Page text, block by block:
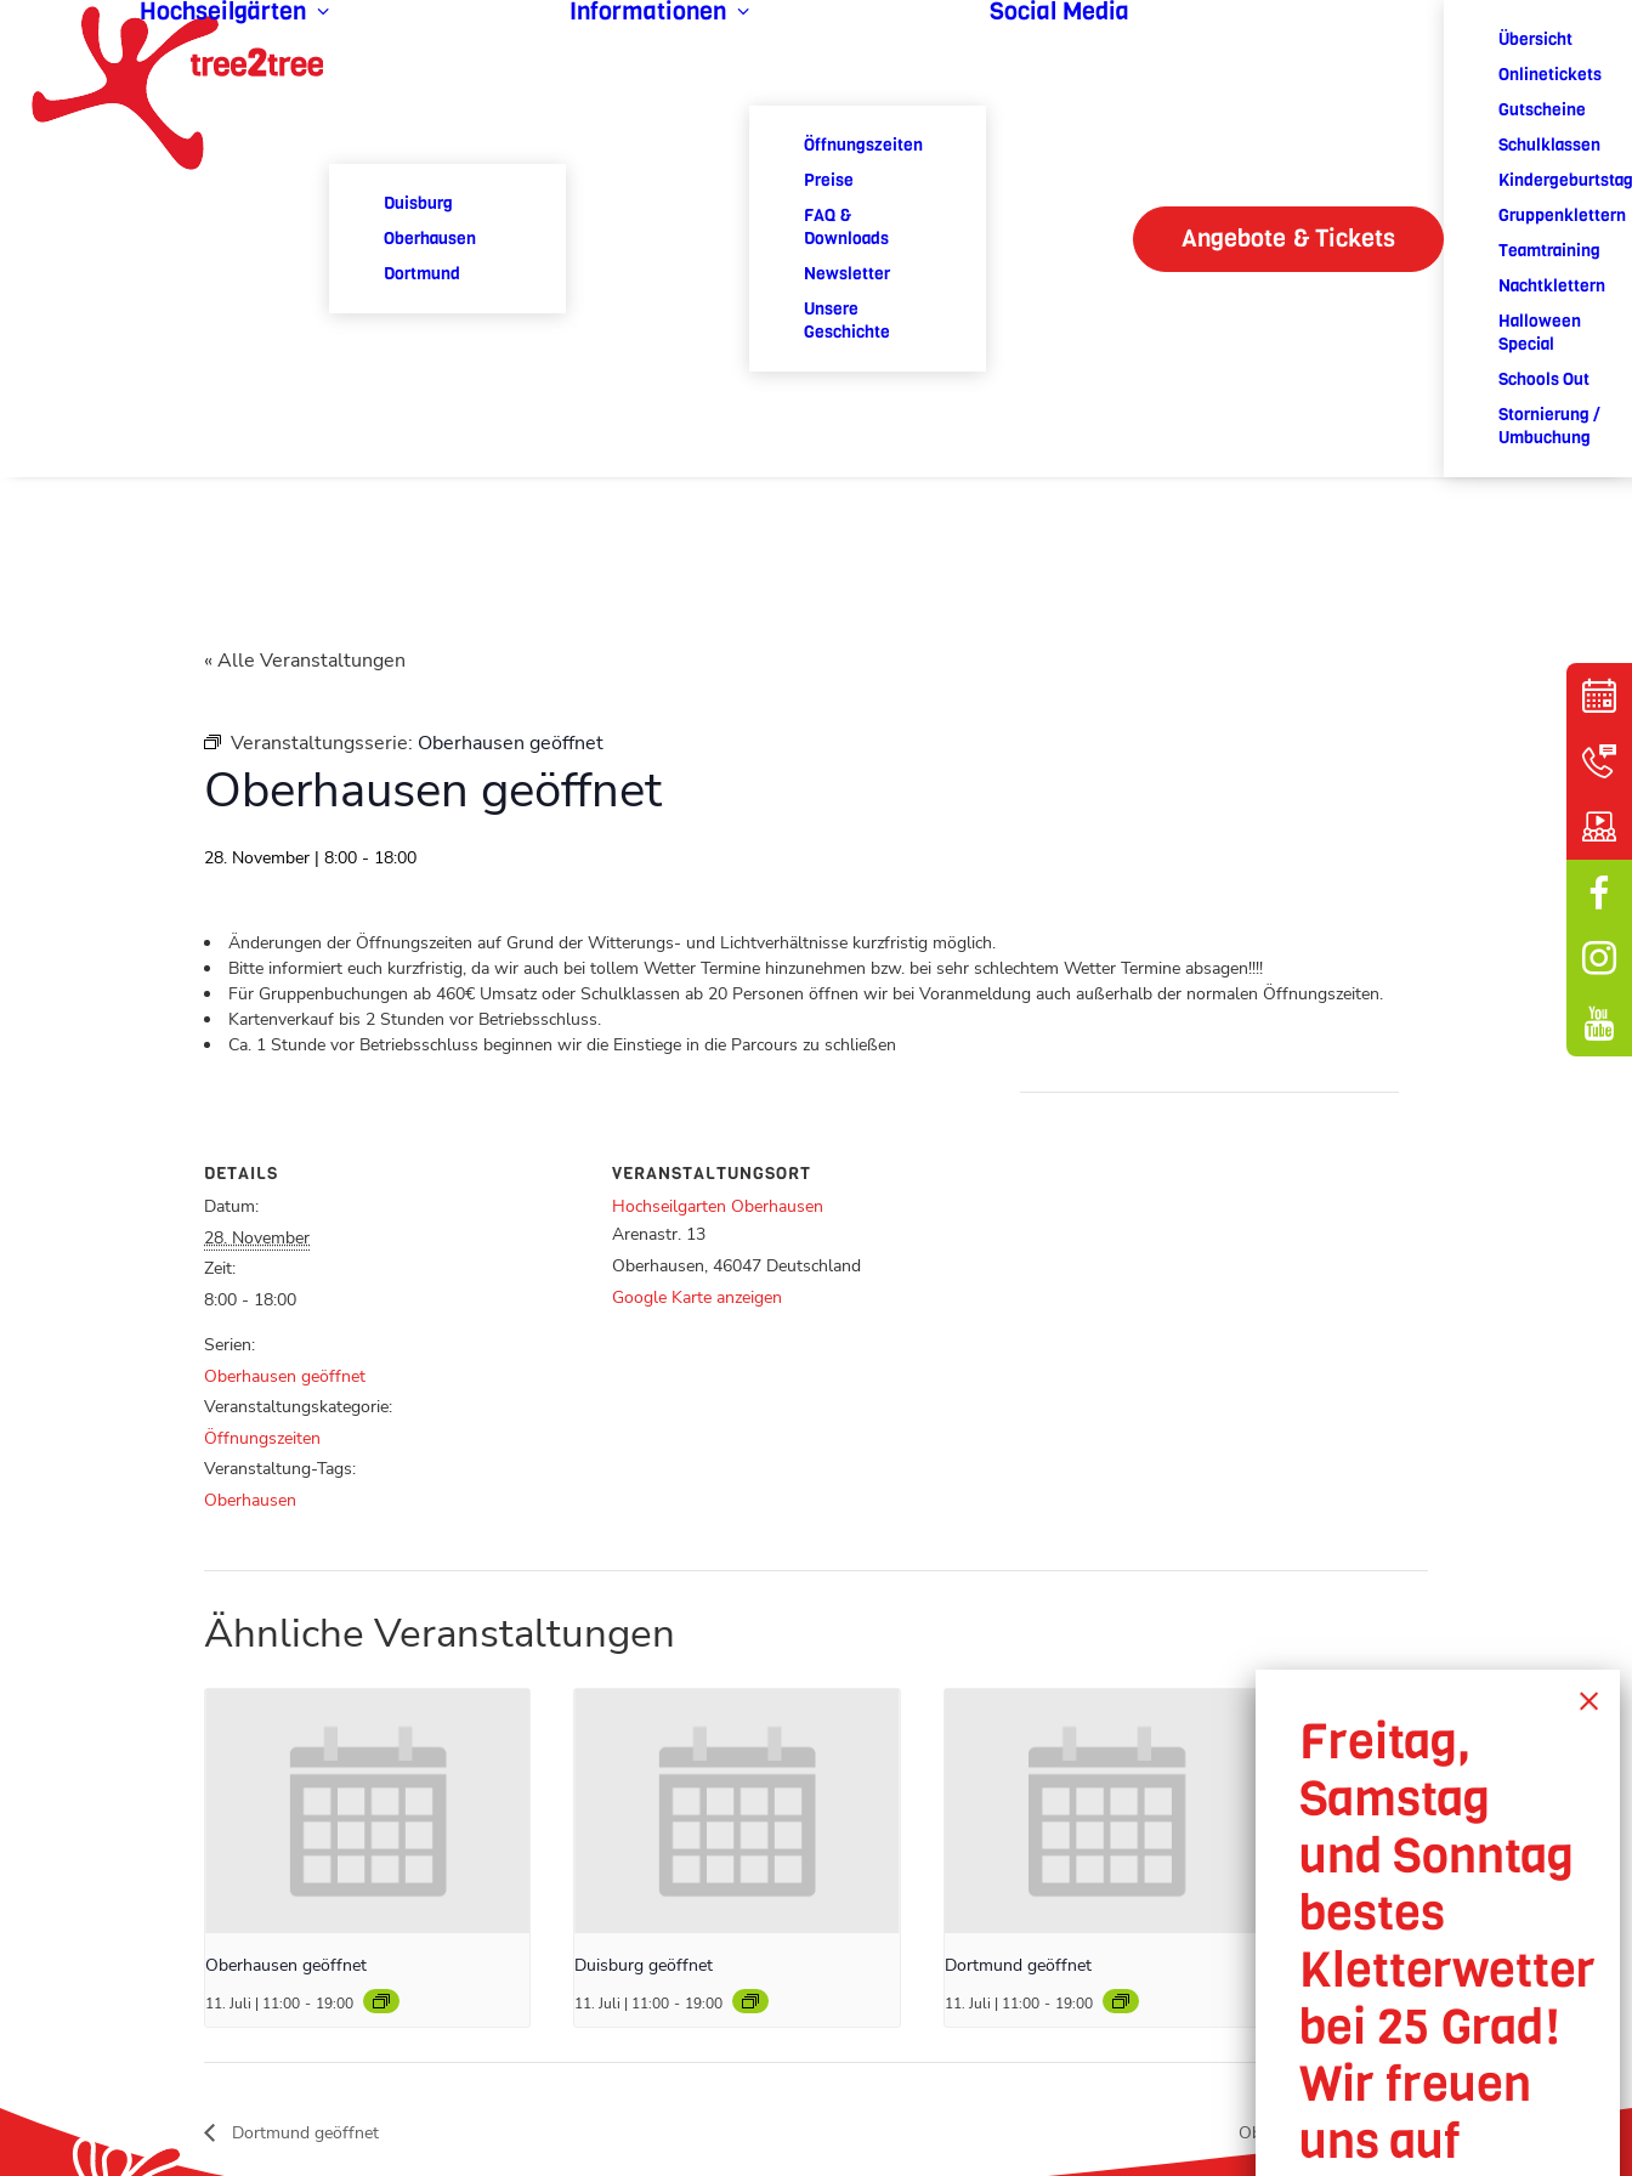
Hochseilgärten
Duisburg
Oberhausen
Dortmund
Informationen
Öffnungszeiten
Preise
FAQ &
Downloads
Newsletter
Unsere
Geschichte
Social Media
Angebote & Tickets
Übersicht
Onlinetickets
Gutscheine
Schulklassen
Kindergeburtstag
Gruppenklettern
Teamtraining
Nachtklettern
Halloween
Special
Schools Out
Stornierung /
Umbuchung
« Alle Veranstaltungen
Veranstaltungsserie: Oberhausen geöffnet
Oberhausen geöffnet
28. November | 8:00 - 18:00
Änderungen der Öffnungszeiten auf Grund der Witterungs- und Lichtverhältnisse kurzfristig möglich.
Bitte informiert euch kurzfristig, da wir auch bei tollem Wetter Termine hinzunehmen bzw. bei sehr schlechtem Wetter Termine absagen!!!!
Für Gruppenbuchungen ab 460€ Umsatz oder Schulklassen ab 20 Personen öffnen wir bei Voranmeldung auch außerhalb der normalen Öffnungszeiten.
Kartenverkauf bis 2 Stunden vor Betriebsschluss.
Ca. 1 Stunde vor Betriebsschluss beginnen wir die Einstiege in die Parcours zu schließen
DETAILS
Datum:
28. November
Zeit:
8:00 - 18:00
Serien:
Oberhausen geöffnet
Veranstaltungskategorie:
Öffnungszeiten
Veranstaltung-Tags:
Oberhausen
VERANSTALTUNGSORT
Hochseilgarten Oberhausen
Arenastr. 13
Oberhausen, 46047 Deutschland
Google Karte anzeigen
Ähnliche Veranstaltungen
Oberhausen geöffnet
11. Juli | 11:00 - 19:00
Duisburg geöffnet
11. Juli | 11:00 - 19:00
Dortmund geöffnet
11. Juli | 11:00 - 19:00
Dortmund geöffnet Oberhausen geöffnet